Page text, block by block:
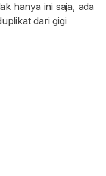
hanya ini saja, ada
dari gigi